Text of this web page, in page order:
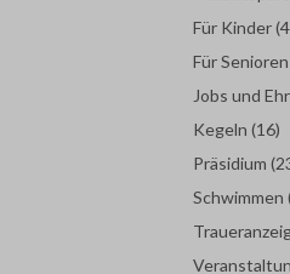
Für Kinder
Für Senioren
Jobs und
Kegeln (16)
Präsidium
Schwimmen